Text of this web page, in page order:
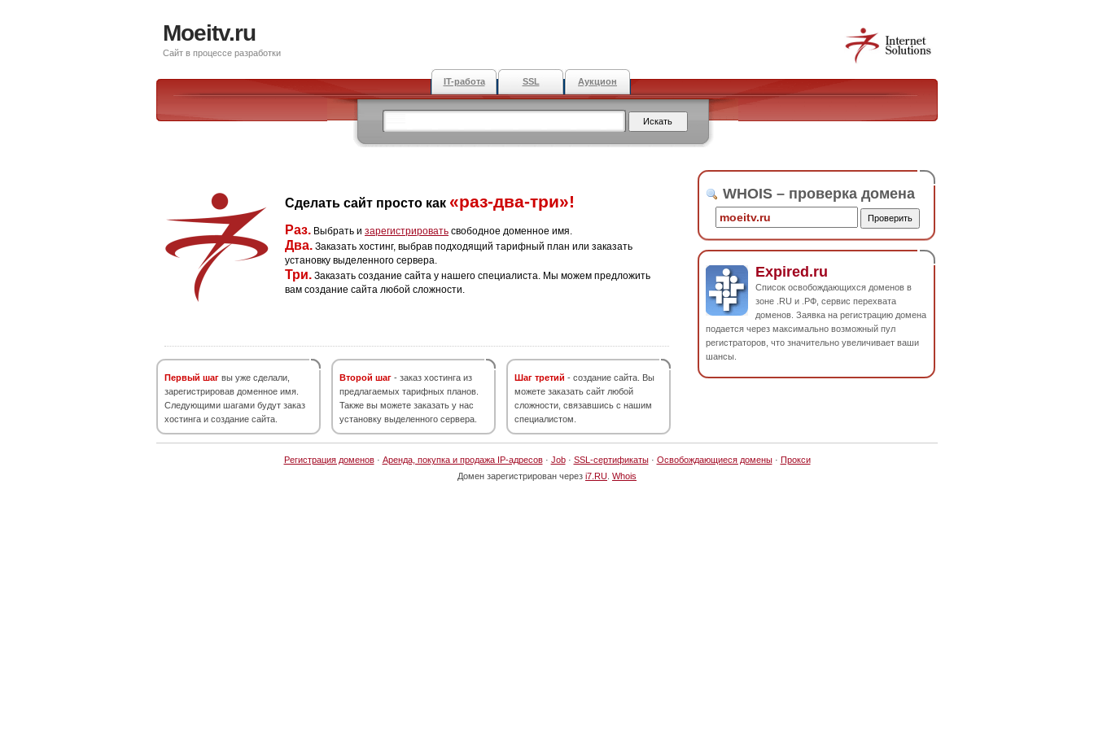
Moeitv.ru
Сайт в процессе разработки
IT-работа SSL Аукцион
Сделать сайт просто как «раз-два-три»!
Раз. Выбрать и зарегистрировать свободное доменное имя.
Два. Заказать хостинг, выбрав подходящий тарифный план или заказать
установку выделенного сервера.
Три. Заказать создание сайта у нашего специалиста. Мы можем предложить
вам создание сайта любой сложности.
Первый шаг вы уже сделали,
зарегистрировав доменное имя.
Следующими шагами будут заказ
хостинга и создание сайта.
Второй шаг - заказ хостинга из
предлагаемых тарифных планов.
Также вы можете заказать у нас
установку выделенного сервера.
Шаг третий - создание сайта. Вы
можете заказать сайт любой
сложности, связавшись с нашим
специалистом.
WHOIS – проверка домена
Expired.ru
Список освобождающихся доменов в
зоне .RU и .РФ, сервис перехвата
доменов. Заявка на регистрацию домена
подается через максимально возможный пул
регистраторов, что значительно увеличивает ваши
шансы.
Регистрация доменов· Аренда, покупка и продажа IP-адресов· Job· SSL-сертификаты· Освобождающиеся домены· Прокси
Домен зарегистрирован через i7.RU Whois